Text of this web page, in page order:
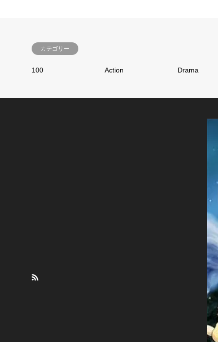
カテゴリー
100 Action Drama